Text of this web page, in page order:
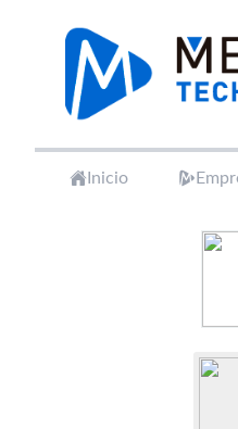
Your Company
Inicio